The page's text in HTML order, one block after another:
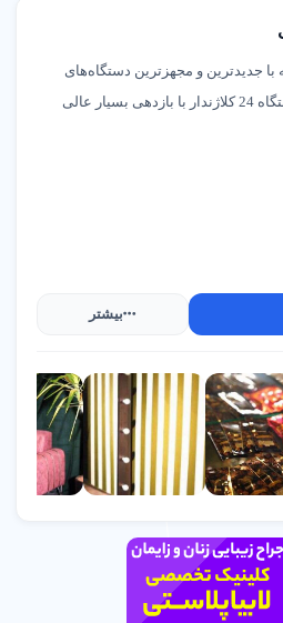
با جدیدترین و مجهزترین دستگاه‌های
سولاریوم 2022، شامل تنها دستگاه 24 کلاژندار با بازدهی بسیار عالی
بیشتر